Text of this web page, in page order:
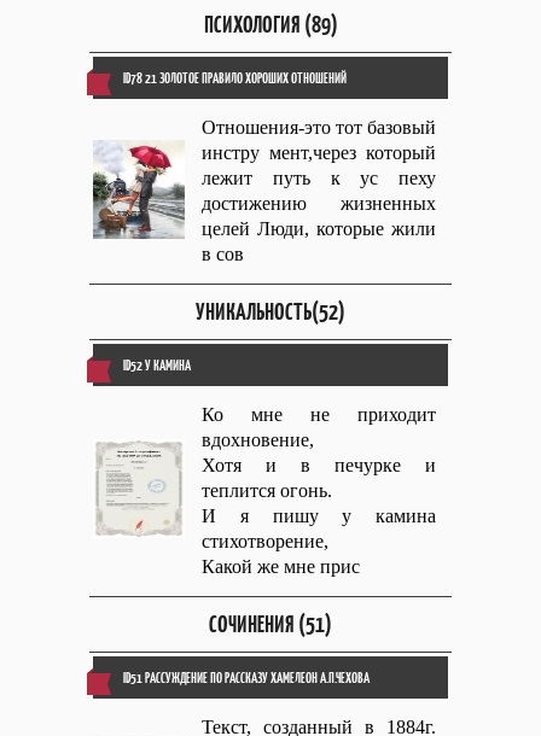
ПСИХОЛОГИЯ (89)
ID78 21 ЗОЛОТОЕ ПРАВИЛО ХОРОШИХ ОТНОШЕНИЙ
Отношения-это тот базовый
инстру мент,через который
лежит путь к ус пеху
достижению жизненных
целей Люди, которые жили
в сов
УНИКАЛЬНОСТЬ(52)
ID52 У КАМИНА
Ко мне не приходит
вдохновение,
Хотя и в печурке и
теплится огонь.
И я пишу у камина
стихотворение,
Какой же мне прис
СОЧИНЕНИЯ (51)
ID51 РАССУЖДЕНИЕ ПО РАССКАЗУ ХАМЕЛЕОН А.П.ЧЕХОВА
Текст, созданный в 1884г.